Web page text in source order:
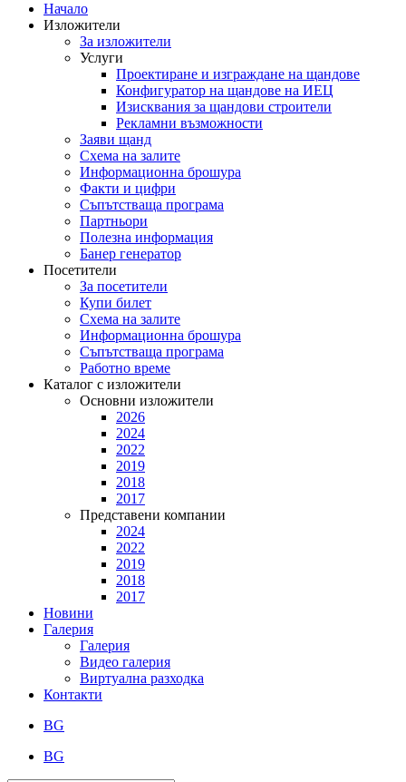
Начало
Изложители
За изложители
Услуги
Проектиране и изграждане на щандове
Конфигуратор на щандове на ИЕЦ
Изисквания за щандови строители
Рекламни възможности
Заяви щанд
Схема на залите
Информационна брошура
Факти и цифри
Съпътстваща програма
Партньори
Полезна информация
Банер генератор
Посетители
За посетители
Купи билет
Схема на залите
Информационна брошура
Съпътстваща програма
Работно време
Каталог с изложители
Основни изложители
2026
2024
2022
2019
2018
2017
Представени компании
2024
2022
2019
2018
2017
Новини
Галерия
Галерия
Видео галерия
Виртуална разходка
Контакти
BG
BG